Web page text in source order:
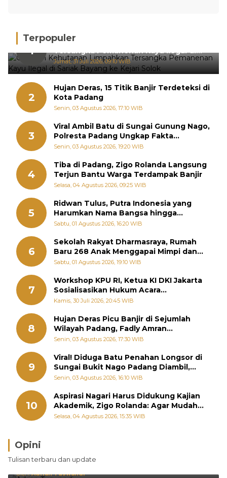
Terpopuler
1
Gakkum Kehutanan Limpahkan
Tersangka Pemanenan Kayu Ilegal di
Sariak Bayang ke Kejari Solok
Jumat, 31 Juli 2026, 09:10 WIB
2
Hujan Deras, 15 Titik Banjir Terdeteksi di
Kota Padang
Senin, 03 Agustus 2026, 17:10 WIB
3
Viral Ambil Batu di Sungai Gunung Nago,
Polresta Padang Ungkap Fakta
Sebenarnya
Senin, 03 Agustus 2026, 19:20 WIB
4
Tiba di Padang, Zigo Rolanda Langsung
Terjun Bantu Warga Terdampak Banjir
Selasa, 04 Agustus 2026, 09:25 WIB
5
Ridwan Tulus, Putra Indonesia yang
Harumkan Nama Bangsa hingga
Diabadikan dalam Buku Jepang
Sabtu, 01 Agustus 2026, 16:20 WIB
6
Sekolah Rakyat Dharmasraya, Rumah
Baru 268 Anak Menggapai Mimpi dan
Memutus Rantai Kemiskinan
Sabtu, 01 Agustus 2026, 19:10 WIB
7
Workshop KPU RI, Ketua KI DKI Jakarta
Sosialisasikan Hukum Acara
Penyelesaian Sengketa Informasi Publik
Kamis, 30 Juli 2026, 20:45 WIB
8
Hujan Deras Picu Banjir di Sejumlah
Wilayah Padang, Fadly Amran
Perintahkan OPD Siaga
Senin, 03 Agustus 2026, 17:30 WIB
9
Viral! Diduga Batu Penahan Longsor di
Sungai Bukit Nago Padang Diambil,
Warga Khawatir Bencana Terulang
Senin, 03 Agustus 2026, 16:10 WIB
10
Aspirasi Nagari Harus Didukung Kajian
Akademik, Zigo Rolanda: Agar Mudah
Diperjuangkan di Kementerian
Selasa, 04 Agustus 2026, 15:35 WIB
Opini
Tulisan terbaru dan update
Brasil Lebih Diunggulkan, tetapi Jepang Selalu
Punya Cara Membuat Kejutan
Oleh:Adrian Tuswandi